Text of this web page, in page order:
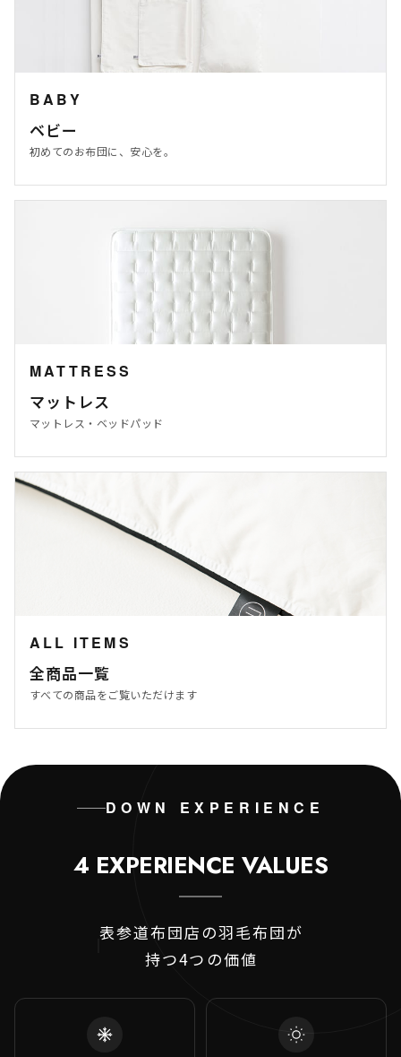
BABY
ベビー
初めてのお布団に、安心を。
MATTRESS
マットレス
マットレス・ベッドパッド
ALL ITEMS
全商品一覧
すべての商品をご覧いただけます
DOWN EXPERIENCE
4 EXPERIENCE VALUES
表参道布団店の羽毛布団が
持つ4つの価値